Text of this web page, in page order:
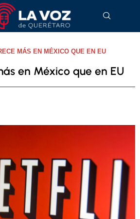
MÁS EN MÉXICO QUE EN EU
en México que en EU